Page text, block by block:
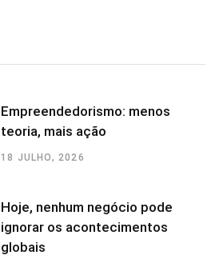
Empreendedorismo: menos
teoria, mais ação
18 JULHO, 2026
Hoje, nenhum negócio pode
ignorar os acontecimentos
globais